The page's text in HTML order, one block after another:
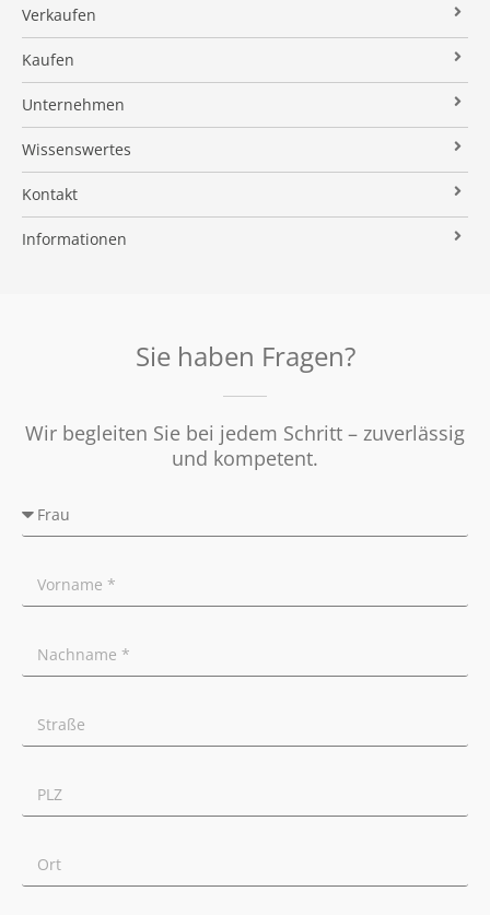
Verkaufen
Verkaufsanfrage
Referenzobjekte
Makleralleinauftrag
Wertermittlung
Verkaufsvorbereitung
Vermarktung
Tipps für Privatverkäufer
Kaufen
Immobilienangebote
Finanzierung
Suchauftrag
Unternehmen
Über uns
Kundenstimmen
Stielke-Facts
Kooperationspartner
Wissenswertes
Immobilien News
Immobilien ABC
Kontakt
Impressum
Informationen
Sie haben Fragen?
Wir begleiten Sie bei jedem Schritt – zuverlässig
und kompetent.